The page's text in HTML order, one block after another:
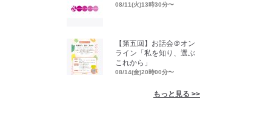
08/11(火)13時30分〜
【第五回】お話会＠オン
ライン「私を知り、選ぶ
これから」
08/14(金)20時00分〜
もっと見る >>